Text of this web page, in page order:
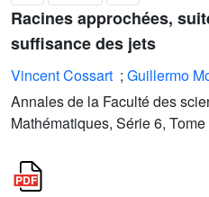
Racines approchées,
suffisance des jets
Vincent Cossart ; Guillermo
Annales de la Faculté des
Mathématiques, Série 6,